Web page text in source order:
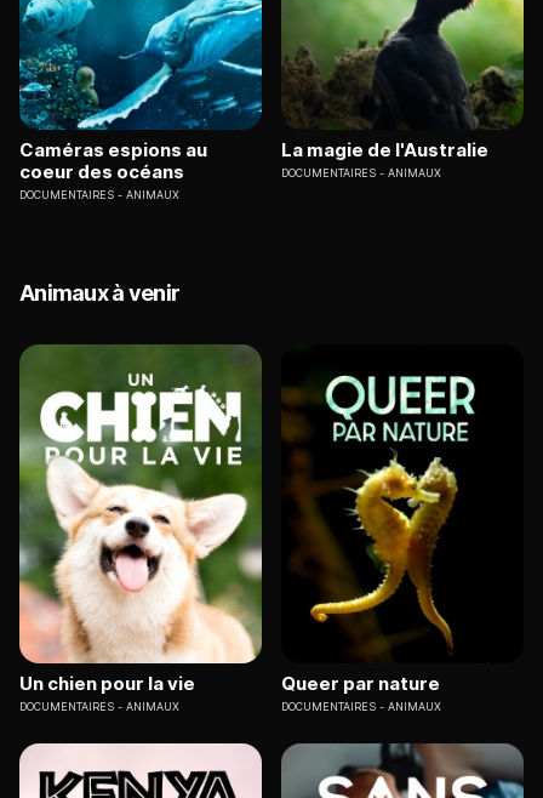
Caméras espions au
coeur des océans
DOCUMENTAIRES ANIMAUX
La magie de l'Australie
DOCUMENTAIRES ANIMAUX
Animaux à venir
Un chien pour la vie
DOCUMENTAIRES ANIMAUX
Queer par nature
DOCUMENTAIRES ANIMAUX